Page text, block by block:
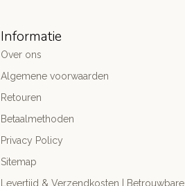
Informatie
Over ons
Algemene voorwaarden
Retouren
Betaalmethoden
Privacy Policy
Sitemap
Levertijd & Verzendkosten | Betrouwbare